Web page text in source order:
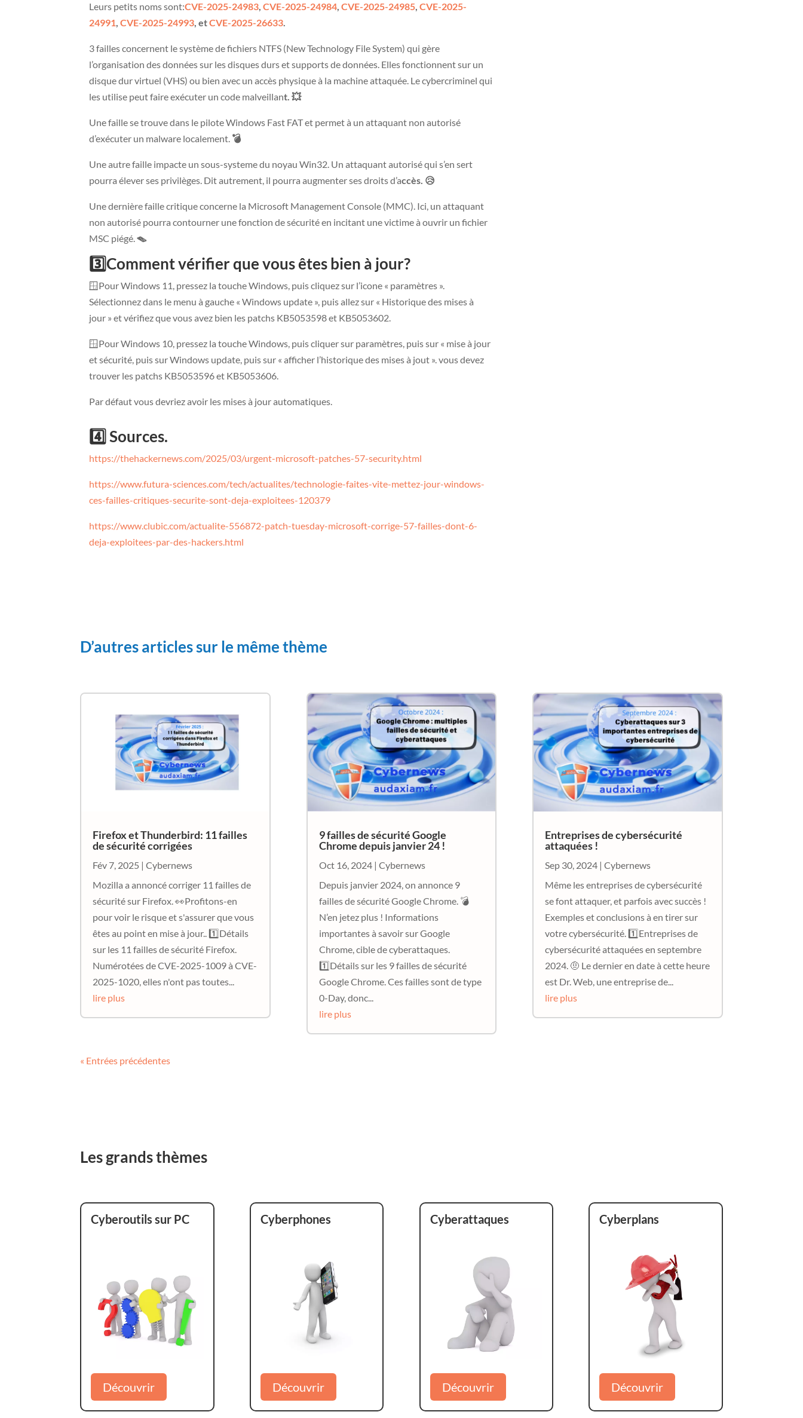
Leurs petits noms sont:CVE-2025-24983,CVE-2025-24984,CVE-2025-24985,CVE-2025-
24991,CVE-2025-24993, etCVE-2025-26633.
3 failles concernent le système de fichiers NTFS (New Technology File System) qui gère
l’organisation des données sur les disques durs et supports de données. Elles fonctionnent sur un
disque dur virtuel (VHS) ou bien avec un accès physique à la machine attaquée. Le cybercriminel qui
les utilise peut faire exécuter un code malveillant. 💥
Une faille se trouve dans le pilote Windows Fast FAT et permet à un attaquant non autorisé
d’exécuter un malware localement. 💣
Une autre faille impacte un sous-systeme du noyau Win32. Un attaquant autorisé qui s’en sert
pourra élever ses privilèges. Dit autrement, il pourra augmenter ses droits d’accès. 😥
Une dernière faille critique concerne la Microsoft Management Console (MMC). Ici, un attaquant
non autorisé pourra contourner une fonction de sécurité en incitant une victime à ouvrir un fichier
MSC piégé.🪤
3️⃣Comment vérifier que vous êtes bien à jour?
🪟Pour Windows 11, pressez la touche Windows, puis cliquez sur l’icone « paramètres ».
Sélectionnez dans le menu à gauche « Windows update », puis allez sur « Historique des mises à
jour » et vérifiez que vous avez bien les patchs KB5053598 et KB5053602.
🪟Pour Windows 10, pressez la touche Windows, puis cliquer sur paramètres, puis sur « mise à jour
et sécurité, puis sur Windows update, puis sur « afficher l’historique des mises à jout ». vous devez
trouver les patchs KB5053596 et KB5053606.
Par défaut vous devriez avoir les mises à jour automatiques.
4️⃣ Sources.
https://thehackernews.com/2025/03/urgent-microsoft-patches-57-security.html
https://www.futura-sciences.com/tech/actualites/technologie-faites-vite-mettez-jour-windows-
ces-failles-critiques-securite-sont-deja-exploitees-120379
https://www.clubic.com/actualite-556872-patch-tuesday-microsoft-corrige-57-failles-dont-6-
deja-exploitees-par-des-hackers.html
D’autres articles sur le même thème
Firefox et Thunderbird: 11 failles
de sécurité corrigées
Fév 7, 2025 |Cybernews
Mozilla a annoncé corriger 11 failles de
sécurité sur Firefox. 👀Profitons-en
pour voir le risque et s'assurer que vous
êtes au point en mise à jour.. 1️⃣Détails
sur les 11 failles de sécurité Firefox.
Numérotées de CVE-2025-1009 à CVE-
2025-1020, elles n'ont pas toutes...
lire plus
9 failles de sécurité Google
Chrome depuis janvier 24 !
Oct 16, 2024| Cybernews
Depuis janvier 2024, on annonce 9
failles de sécurité Google Chrome. 💣
N’en jetez plus ! Informations
importantes à savoir sur Google
Chrome, cible de cyberattaques.
1️⃣Détails sur les 9 failles de sécurité
Google Chrome. Ces failles sont de type
0-Day, donc...
lire plus
Entreprises de cybersécurité
attaquées !
Sep 30, 2024| Cybernews
Même les entreprises de cybersécurité
se font attaquer, et parfois avec succès !
Exemples et conclusions à en tirer sur
votre cybersécurité. 1️⃣Entreprises de
cybersécurité attaquées en septembre
2024. 🤨 Le dernier en date à cette heure
est Dr. Web, une entreprise de...
lire plus
« Entrées précédentes
Les grands thèmes
Cyberoutils sur PC
Découvrir
Cyberphones
Découvrir
Cyberattaques
Découvrir
Cyberplans
Découvrir